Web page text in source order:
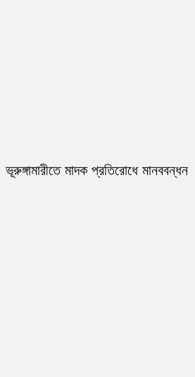
ভূরুঙ্গামারীতে মাদক প্রতিরোধে মানববন্ধন